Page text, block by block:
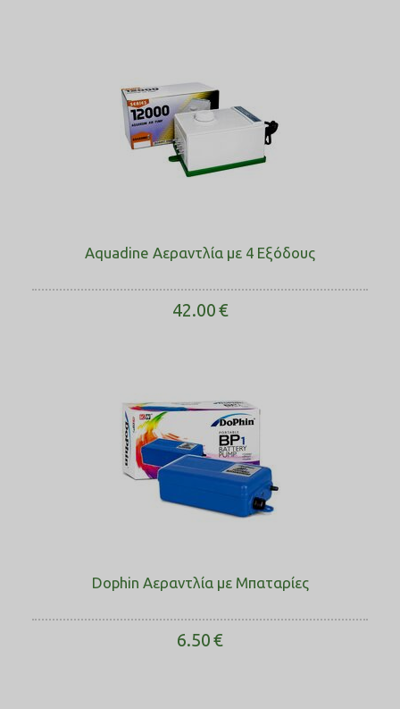
Aquadine Αεραντλία με 4 Εξόδους
42.00€
Dophin Αεραντλία με Μπαταρίες
6.50€